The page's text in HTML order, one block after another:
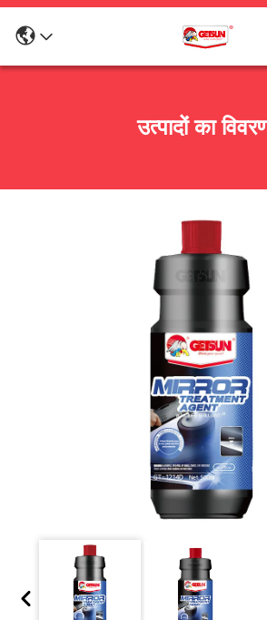
उत्पादों का